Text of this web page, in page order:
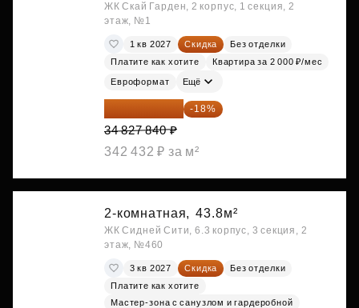
ЖК Скай Гарден, 2 корпус, 1 секция, 2
этаж, №1
1 кв 2027 Скидка
Без отделки
Платите как хотите
Квартира за 2 000 ₽/мес
Евроформат Ещё
28 558 829 ₽ -18%
34 827 840 ₽
342 432 ₽ за м²
2-комнатная, 43.8м²
ЖК Сидней Сити, 6.3 корпус, 3 секция, 2
этаж, №460
3 кв 2027 Скидка
Без отделки
Платите как хотите
Мастер-зона с санузлом и гардеробной